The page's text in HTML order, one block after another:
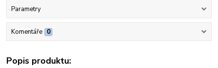
Parametry
Komentáře 0
Popis produktu: